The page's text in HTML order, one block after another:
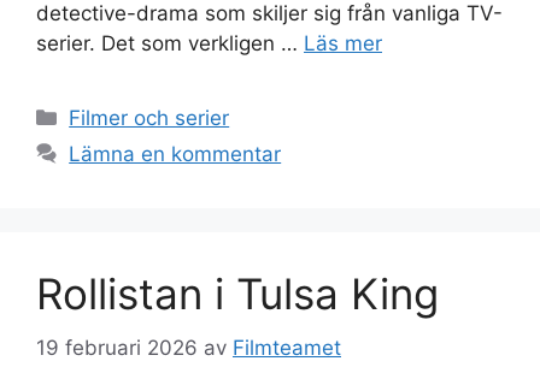
detective-drama som skiljer sig från vanliga TV-
serier. Det som verkligen … Läs mer
Kategorier
Filmer och serier
Lämna en kommentar
Rollistan i Tulsa King
19 februari 2026 av Filmteamet